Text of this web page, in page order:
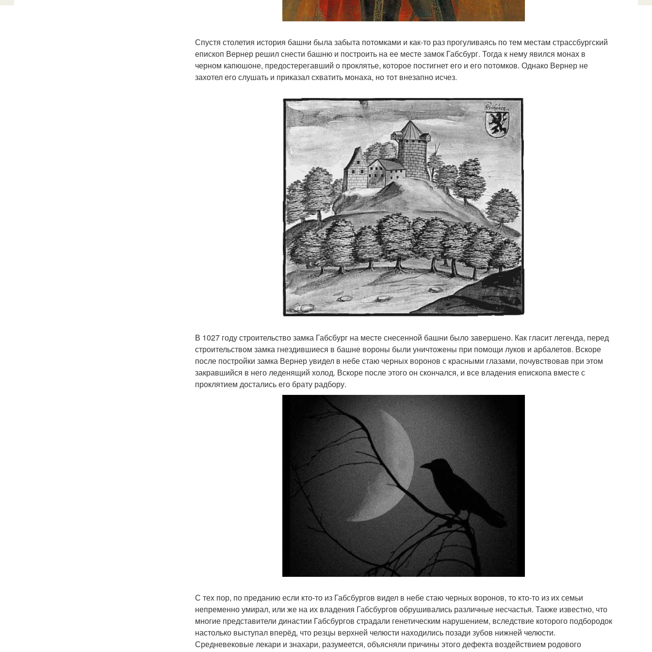
Спустя столетия история башни была забыта потомками и как-то раз прогуливаясь по тем местам страссбургский
епископ Вернер решил снести башню и построить на ее месте замок Габсбург. Тогда к нему явился монах в
черном капюшоне, предостерегавший о проклятье, которое постигнет его и его потомков. Однако Вернер не
захотел его слушать и приказал схватить монаха, но тот внезапно исчез.
В 1027 году строительство замка Габсбург на месте снесенной башни было завершено. Как гласит легенда, перед
строительством замка гнездившиеся в башне вороны были уничтожены при помощи луков и арбалетов. Вскоре
после постройки замка Вернер увидел в небе стаю черных воронов с красными глазами, почувствовав при этом
закравшийся в него леденящий холод. Вскоре после этого он скончался, и все владения епископа вместе с
проклятием достались его брату радбору.
С тех пор, по преданию если кто-то из Габсбургов видел в небе стаю черных воронов, то кто-то из их семьи
непременно умирал, или же на их владения Габсбургов обрушивались различные несчастья. Также известно, что
многие представители династии Габсбургов страдали генетическим нарушением, вследствие которого подбородок
настолько выступал вперёд, что резцы верхней челюсти находились позади зубов нижней челюсти.
Средневековые лекари и знахари, разумеется, объясняли причины этого дефекта воздействием родового